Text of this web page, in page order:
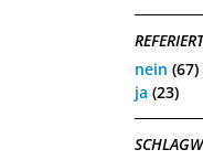
nein (67)
ja (23)